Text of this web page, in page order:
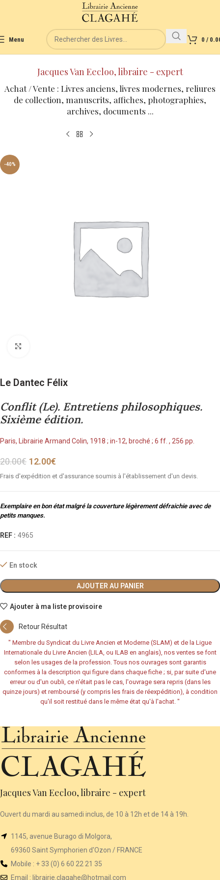
Menu 0 /
Jacques Van Eecloo, libraire - expert
Achat / Vente : Livres anciens, livres modernes, reliures
de collection, manuscrits, affiches, photographies,
archives, documents ...
-40%
Le Dantec Félix
Conflit (Le). Entretiens philosophiques.
Sixième édition.
Paris, Librairie Armand Colin, 1918 ; in-12, broché ; 6 ff. , 256 pp.
20.00€ 12.00€
Frais d'expédition et d'assurance soumis à l'établissement d'un devis.
Exemplaire en bon état malgré la couverture légèrement défraichie avec de
petits manques.
REF : 4965
En stock
AJOUTER AU PANIER
Ajouter à ma liste provisoire
Retour Résultat
" Membre du Syndicat du Livre Ancien et Moderne (SLAM) et de la Ligue
Internationale du Livre Ancien (LILA, ou ILAB en anglais), nos ventes se font
selon les usages de la profession. Tous nos ouvrages sont garantis
conformes à la description qui figure dans chaque fiche ; si, par suite d'une
erreur ou d'un oubli, ce n'était pas le cas, l'ouvrage sera repris (dans les
quinze jours) et remboursé (y compris les frais de réexpédition), à condition
qu'il soit restitué dans le même état qu'à l'achat. "
Jacques Van Eecloo, libraire - expert
Ouvert du mardi au samedi inclus, de 10 à 12h et de 14 à 19h.
1145, avenue Burago di Molgora,
69360 Saint Symphorien d'Ozon / FRANCE
Mobile : + 33 (0) 6 60 22 21 35
Email : librairie .clagahe@hotmail.com